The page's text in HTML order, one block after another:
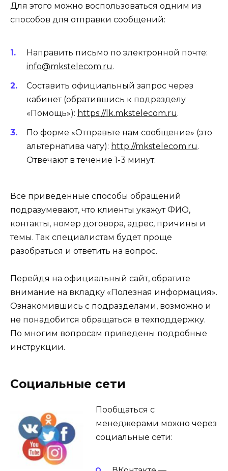
Для этого можно воспользоваться одним из
способов для отправки сообщений:
Направить письмо по электронной почте:
info@mkstelecom.ru.
Составить официальный запрос через
кабинет (обратившись к подразделу
«Помощь»): https://lk.mkstelecom.ru.
По форме «Отправьте нам сообщение» (это
альтернатива чату): http://mkstelecom.ru.
Отвечают в течение 1-3 минут.
Все приведенные способы обращений
подразумевают, что клиенты укажут ФИО,
контакты, номер договора, адрес, причины и
темы. Так специалистам будет проще
разобраться и ответить на вопрос.
Перейдя на официальный сайт, обратите
внимание на вкладку «Полезная информация».
Ознакомившись с подразделами, возможно и
не понадобится обращаться в техподдержку.
По многим вопросам приведены подробные
инструкции.
Социальные сети
Пообщаться с
менеджерами можно через
социальные сети: